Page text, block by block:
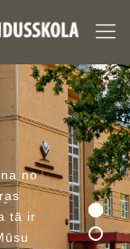
na no
ras
tā ir
ūsu